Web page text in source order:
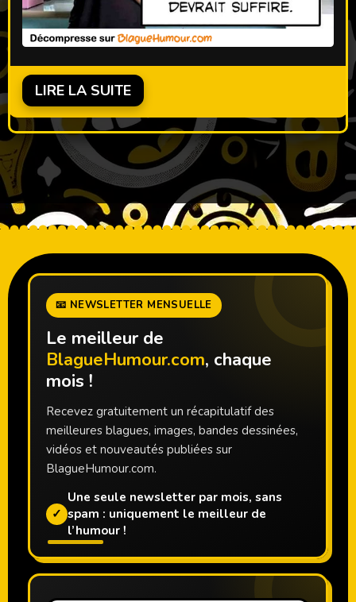
LIRE LA SUITE
📧 NEWSLETTER MENSUELLE
Le meilleur de
BlagueHumour.com, chaque
mois !
Recevez gratuitement un récapitulatif des
meilleures blagues, images, bandes dessinées,
vidéos et nouveautés publiées sur
BlagueHumour.com.
✓
Une seule newsletter par mois, sans
spam : uniquement le meilleur de
l’humour !